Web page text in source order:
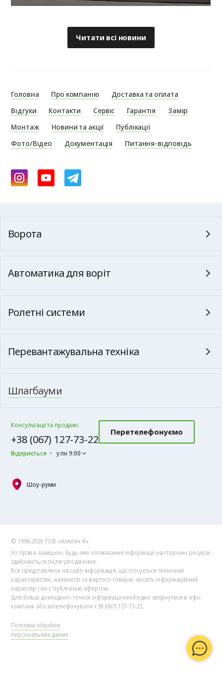
Читати всі новини
Головна Про компанію
Доставка та оплата
Відгуки
Контакти Сервіс Гарантія
Замір
Монтаж
Новини та акції
Публікації
Фото/Відео
Документація Питання-відповідь
Ворота
Автоматика для воріт
Ролетні системи
Перевантажувальна техніка
Шлагбауми
Консультації та продажі:
+38 (067) 127-73-22
Відкриється у пн 9:00
Перетелефонуємо
Шоу-руми
© 1996-2026 ТОВ «Алютех‑К»
Усі права захищені. Будь-яке копіювання інформації на сторонні ресурси
здійснюється після узгодження.
Вся представлена на сайті інформація, що стосується технічних
характеристик, наявності та вартості товарів, носить інформаційний
характер і не є публічною офертою.
Для більш докладної і точної інформації необхідно звернутися в офіс
компанії або зателефонувати +38 (067) 127-73-22.
Політика обробки
персональних даних